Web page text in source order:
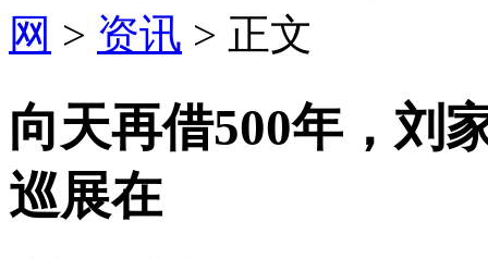
网 > 资讯 > 正文
向天再借500年，刘
巡展在